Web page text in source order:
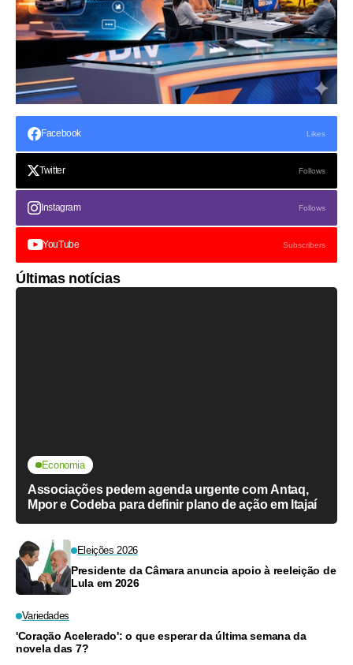
Facebook Likes
Twitter Follows
Instagram Follows
YouTube Subscribers
Últimas notícias
Economia
Associações pedem agenda urgente com Antaq,
Mpor e Codeba para definir plano de ação em Itajaí
Eleições 2026
Presidente da Câmara anuncia apoio à reeleição de
Lula em 2026
Variedades
'Coração Acelerado': o que esperar da última semana da
novela das 7?